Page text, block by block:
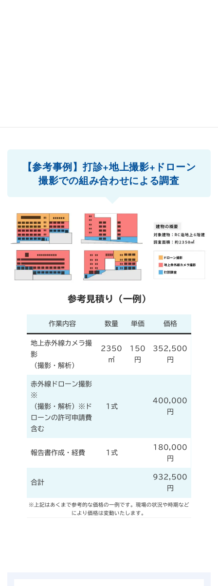
【参考事例】打診+地上撮影+ドローン
撮影での組み合わせによる調査
参考見積り（一例）
作業内容 数量 単価 価格
地上赤外線カメラ撮
影
（撮影・解析）
2350
㎡
150
円
352,500
円
赤外線ドローン撮影
※
（撮影・解析）※ド
ローンの許可申請費
含む
1式
400,000
円
報告書作成・経費 1式
180,000
円
合計
932,500
円
※上記はあくまで参考的な価格の一例です。現場の状況や時期など
により価格は変動いたします。